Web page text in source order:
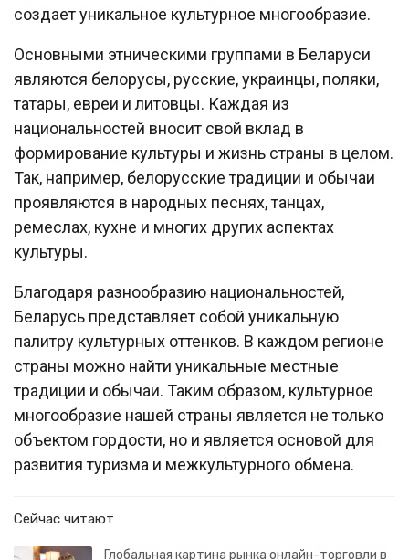
создает уникальное культурное многообразие.
Основными этническими группами в Беларуси
являются белорусы, русские, украинцы, поляки,
татары, евреи и литовцы. Каждая из
национальностей вносит свой вклад в
формирование культуры и жизнь страны в целом.
Так, например, белорусские традиции и обычаи
проявляются в народных песнях, танцах,
ремеслах, кухне и многих других аспектах
культуры.
Благодаря разнообразию национальностей,
Беларусь представляет собой уникальную
палитру культурных оттенков. В каждом регионе
страны можно найти уникальные местные
традиции и обычаи. Таким образом, культурное
многообразие нашей страны является не только
объектом гордости, но и является основой для
развития туризма и межкультурного обмена.
Сейчас читают
Глобальная картина рынка онлайн-торговли в